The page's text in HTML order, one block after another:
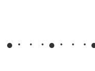
●・・・●・・